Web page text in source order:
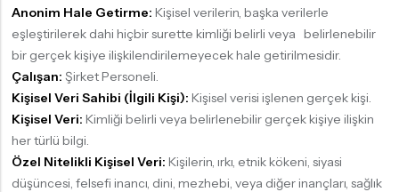
Anonim Hale Getirme: Kişisel verilerin, başka verilerle
eşleştirilerek dahi hiçbir surette kimliği belirli veya belirlenebilir
bir gerçek kişiye ilişkilendirilemeyecek hale getirilmesidir.
Çalışan: Şirket Personeli.
Kişisel Veri Sahibi (İlgili Kişi): Kişisel verisi işlenen gerçek kişi.
Kişisel Veri: Kimliği belirli veya belirlenebilir gerçek kişiye ilişkin
her türlü bilgi.
Özel Nitelikli Kişisel Veri: Kişilerin, ırkı, etnik kökeni, siyasi
düşüncesi, felsefi inancı, dini, mezhebi, veya diğer inançları, sağlık